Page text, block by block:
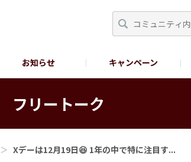
お知らせ キャンペーン
フリートーク
＞ Xデーは12月19日😆 1年の中で特に注目す...